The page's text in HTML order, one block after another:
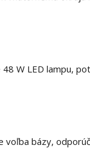
W LED lampu,
bázy,